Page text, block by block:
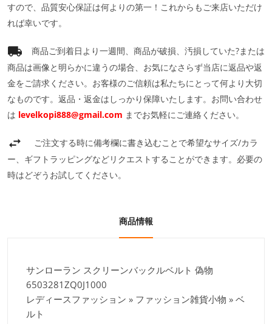
すので、品質安心保証は何よりの第一！これからもご来店いただけ
れば幸いです。
商品ご到着日より一週間、商品が破損、汚損していた?または
商品は画像と明らかに違うの場合、お気になさらず当店に返品や返
金をご請求ください。お客様のご信頼は私たちにとって何より大切
なものです。返品・返金はしっかり保障いたします。お問い合わせ
は levelkopi888@gmail.com までお気軽にご連絡ください。
ご注文する時に備考欄に書き込むことで希望なサイズ/カラ
ー、ギフトラッピングなどリクエストすることができます。必要の
時はどぞうお試してください。
商品情報
サンローラン スクリーンバックルベルト 偽物
6503281ZQ0J1000
レディースファッション » ファッション雑貨小物 » ベ
ルト